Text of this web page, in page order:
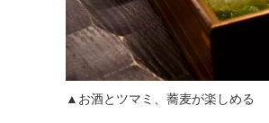
▲お酒とツマミ、蕎麦が楽しめる